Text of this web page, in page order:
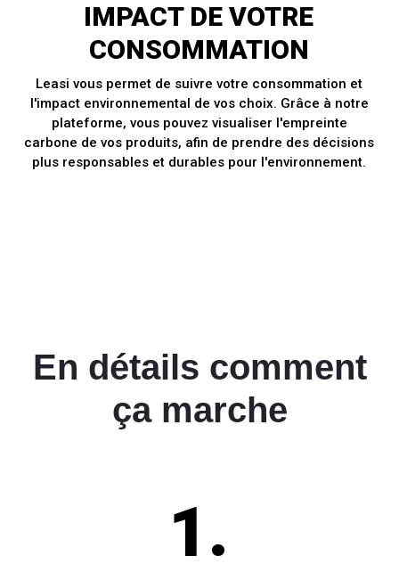
IMPACT DE VOTRE
CONSOMMATION
Leasi vous permet de suivre votre consommation et
l'impact environnemental de vos choix. Grâce à notre
plateforme, vous pouvez visualiser l'empreinte
carbone de vos produits, afin de prendre des décisions
plus responsables et durables pour l'environnement.
En détails comment
ça marche
1.